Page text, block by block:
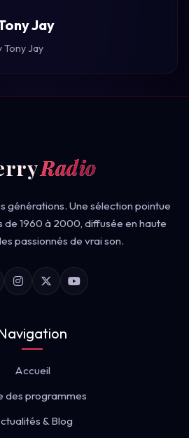
Jay
Tony Jay
Radio
générations. Une sélection pointue
de 1960 à 2000, diffusée en haute
passionnés de vrai son.
Accueil
des programmes
& Blog